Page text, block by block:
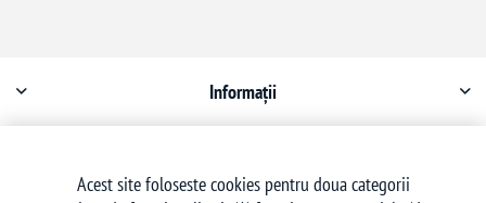
Informații
Acest site foloseste cookies pentru doua categorii